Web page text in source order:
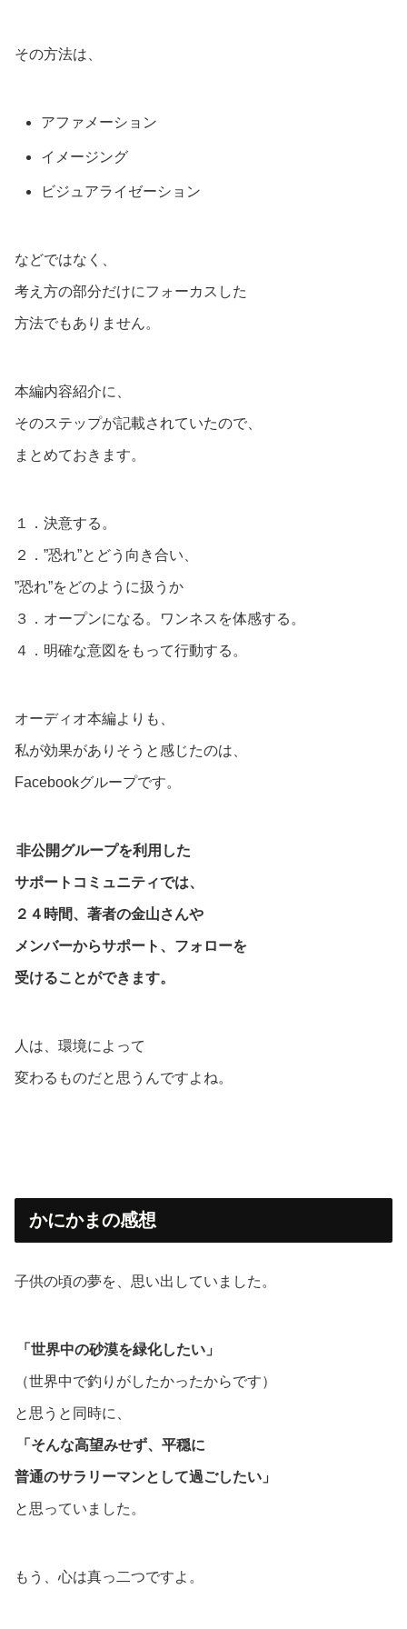
その方法は、
アファメーション
イメージング
ビジュアライゼーション
などではなく、
考え方の部分だけにフォーカスした
方法でもありません。
本編内容紹介に、
そのステップが記載されていたので、
まとめておきます。
１．決意する。
２．”恐れ”とどう向き合い、
”恐れ”をどのように扱うか
３．オープンになる。ワンネスを体感する。
４．明確な意図をもって行動する。
オーディオ本編よりも、
私が効果がありそうと感じたのは、
Facebookグループです。
非公開グループを利用した
サポートコミュニティでは、
２４時間、著者の金山さんや
メンバーからサポート、フォローを
受けることができます。
人は、環境によって
変わるものだと思うんですよね。
かにかまの感想
子供の頃の夢を、思い出していました。
「世界中の砂漠を緑化したい」
（世界中で釣りがしたかったからです）
と思うと同時に、
「そんな高望みせず、平穏に
普通のサラリーマンとして過ごしたい」
と思っていました。
もう、心は真っ二つですよ。